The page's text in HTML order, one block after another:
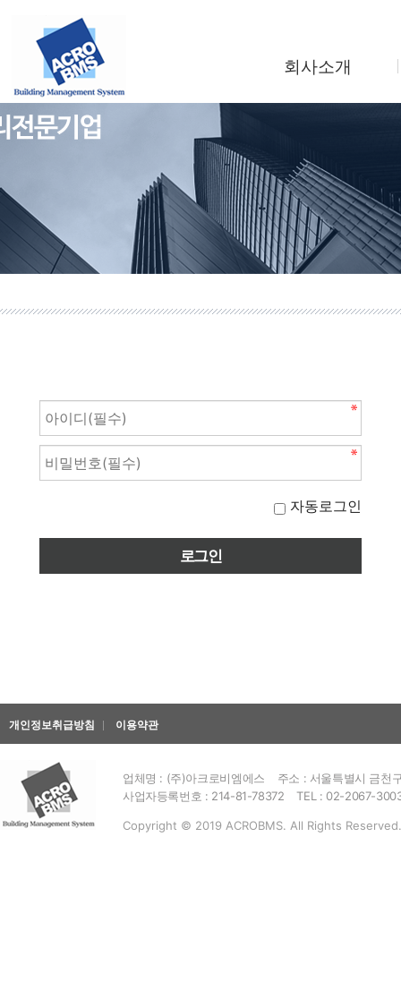
회사소개
조직도
사업소개
찾아오시는길
자동로그인
개인정보취급방침 이용약관
업체명 : (주)아크로비엠에스
주소 : 서울특별시 금천
사업자등록번호 : 214-81-78372
TEL : 02-2067-
Copyright © 2019 ACROBMS. All Rights Reserved.